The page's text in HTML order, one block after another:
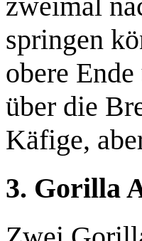
springen
obere
über die
Käfige,
3. Gorilla